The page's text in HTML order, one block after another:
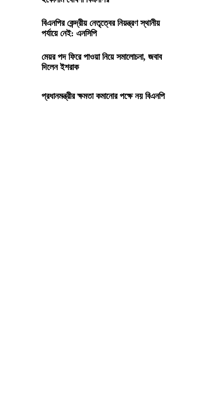
বিএনপির কেন্দ্রীয় নেতৃত্বের নিয়ন্ত্রণ স্থানীয়
পর্যায়ে নেই: এনসিপি
মেয়র পদ ফিরে পাওয়া নিয়ে সমালোচনা, জবাব
দিলেন ইশরাক
প্রধানমন্ত্রীর ক্ষমতা কমানোর পক্ষে নয় বিএনপি